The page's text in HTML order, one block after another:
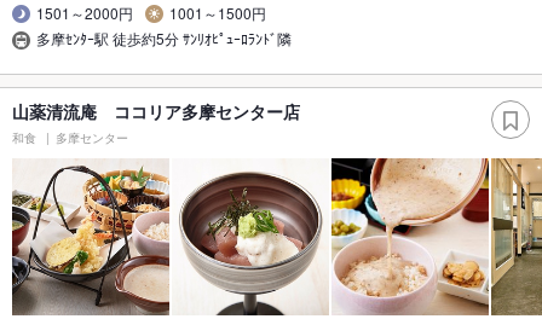
1501～2000円
1001～1500円
多摩ｾﾝﾀｰ駅 徒歩約5分 ｻﾝﾘｵﾋﾟｭｰﾛﾗﾝﾄﾞ隣
山薬清流庵 ココリア多摩センター店
和食 多摩センター